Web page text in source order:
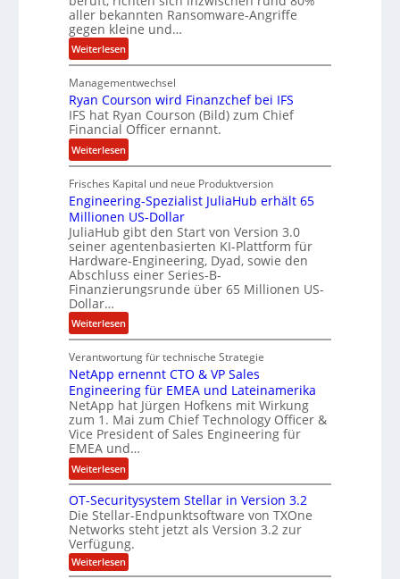
e
n
z
u
a
m
m
e
n
aller bekannten Ransomware-Angriffe
gegen kleine und…
Weiterlesen:
L
ö
s
e
g
e
l
d
z
a
h
l
e
n
s
t
k
e
i
n
e
L
ö
s
u
n
g
Managementwechsel
Ryan Courson wird Finanzchef bei IFS
IFS hat Ryan Courson (Bild) zum Chief
Financial Officer ernannt.
Weiterlesen:
R
y
a
n
C
o
u
r
n
i
r
d
F
i
n
a
n
z
c
h
e
f
Frisches Kapital und neue Produktversion
Engineering-Spezialist JuliaHub erhält 65
Millionen US-Dollar
JuliaHub gibt den Start von Version 3.0
seiner agentenbasierten KI-Plattform für
Hardware-Engineering, Dyad, sowie den
Abschluss einer Series-B-
Finanzierungsrunde über 65 Millionen US-
Dollar…
Weiterlesen:
E
n
g
i
n
e
e
r
i
n
g
S
p
Verantwortung für technische Strategie
NetApp ernennt CTO & VP Sales
Engineering für EMEA und Lateinamerika
NetApp hat Jürgen Hofkens mit Wirkung
zum 1. Mai zum Chief Technology Officer &
Vice President of Sales Engineering für
EMEA und…
Weiterlesen:
N
e
t
A
p
p
OT-Securitysystem Stellar in Version 3.2
Die Stellar-Endpunktsoftware von TXOne
Networks steht jetzt als Version 3.2 zur
Verfügung.
Weiterlesen:
O